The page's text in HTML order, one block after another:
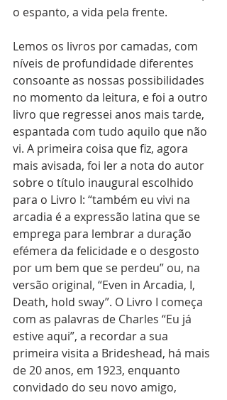
o espanto, a vida pela frente.
Lemos os livros por camadas, com
níveis de profundidade diferentes
consoante as nossas possibilidades
no momento da leitura, e foi a outro
livro que regressei anos mais tarde,
espantada com tudo aquilo que não
vi. A primeira coisa que fiz, agora
mais avisada, foi ler a nota do autor
sobre o título inaugural escolhido
para o Livro I: “também eu vivi na
arcadia é a expressão latina que se
emprega para lembrar a duração
efémera da felicidade e o desgosto
por um bem que se perdeu” ou, na
versão original, “Even in Arcadia, I,
Death, hold sway”. O Livro I começa
com as palavras de Charles “Eu já
estive aqui”, a recordar a sua
primeira visita a Brideshead, há mais
de 20 anos, em 1923, enquanto
convidado do seu novo amigo,